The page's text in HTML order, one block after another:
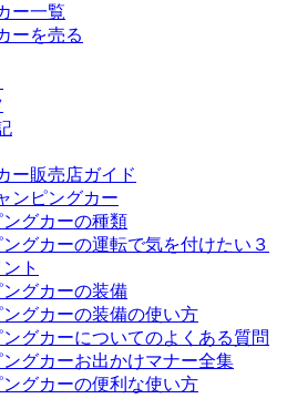
ー一覧
ーを売る
ー販売店ガイド
ンピングカー
グカーの種類
グカーの運転で気を付けたい３
ト
グカーの装備
グカーの装備の使い方
グカーについてのよくある質問
グカーお出かけマナー全集
グカーの便利な使い方